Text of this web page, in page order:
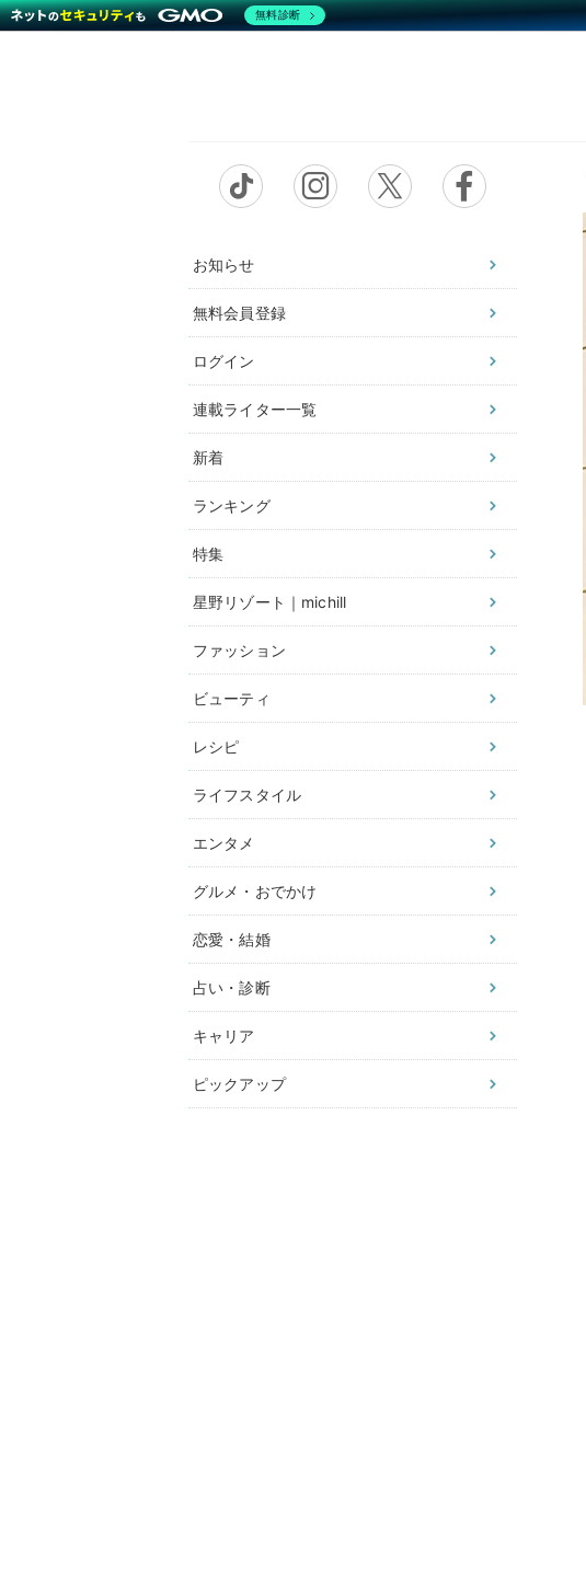
お知らせ
無料会員登録
ログイン
連載ライター一覧
新着
ランキング
特集
星野リゾート｜michill
ファッション
ビューティ
レシピ
ライフスタイル
エンタメ
グルメ・おでかけ
恋愛・結婚
占い・診断
キャリア
ピックアップ
無料診断